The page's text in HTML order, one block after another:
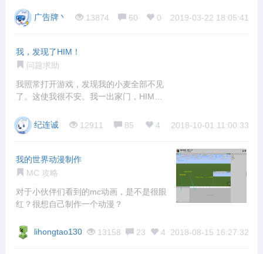
广告牌丶 13874 60 0 2019-03-22 18:05:41
我，发现了HIM！
问题求助
我照常打开游戏，发现我的小麦全部不见
了。这使我很不安。我一出家门，HIM在
纪连诚
12911 85 4 2018-10-01 11:00:33
我的世界动漫制作
MC 攻略
对于小伙伴们看到的mc动画，是不是很眼
红？很想自己制作一个动漫？
lihongtao130 13158 23 4 2018-08-15 16:27:32